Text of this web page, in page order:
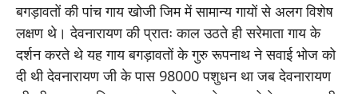
बगड़ावतों की पांच गाय खोजी जिम में सामान्य गायों से अलग विशेष
लक्षण थे। देवनारायण की प्रातः काल उठते ही सरेमाता गाय के
दर्शन करते थे यह गाय बगड़ावतों के गुरु रूपनाथ ने सवाई भोज को
दी थी देवनारायण जी के पास 98000 पशुधन था जब देवनारायण